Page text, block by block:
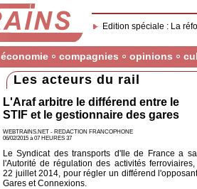
Edition spéciale : La
économie compagnies opinions
Les acteurs du rail
L'Araf arbitre le différend entre le
STIF et le gestionnaire des gares
WEBTRAINS.NET - REDACTION FRANCOPHONE
06/02/2015 à 07 HEURES 37
Le Syndicat des transports d'Ile de France a
l'Autorité de régulation des activités
22 juillet 2014, pour régler un différend
Gares et Connexions.